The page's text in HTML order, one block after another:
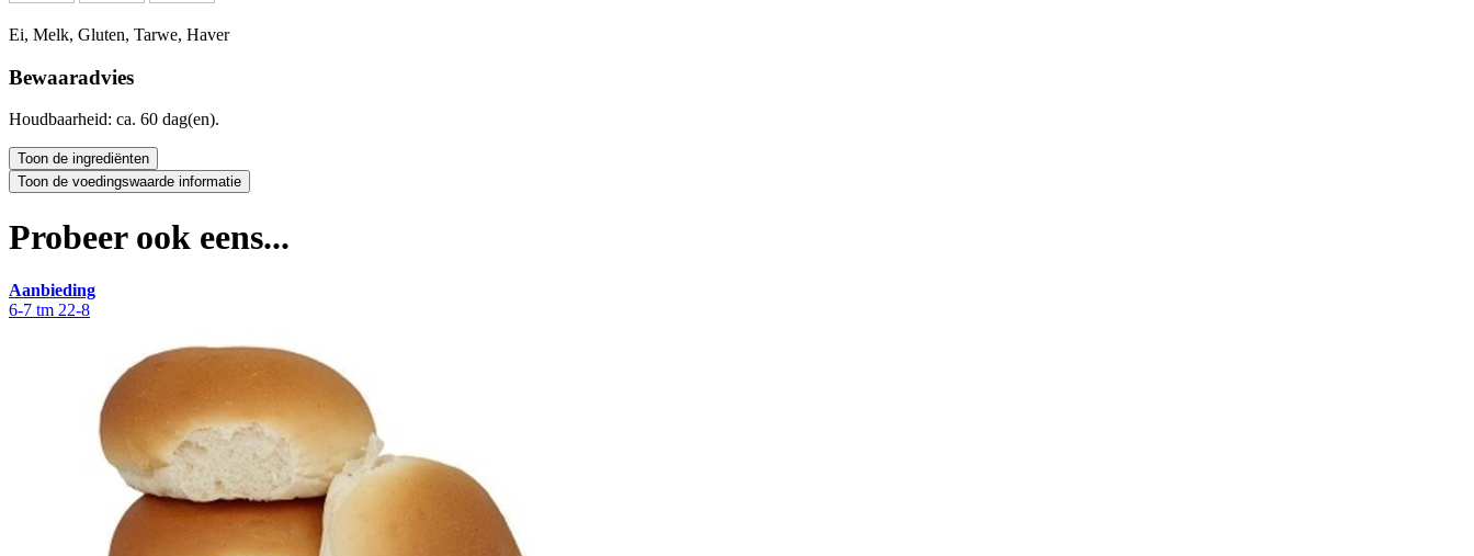
Ei, Melk, Gluten, Tarwe, Haver
Bewaaradvies
Houdbaarheid: ca. 60 dag(en).
Probeer ook eens...
Aanbieding
6-7 tm 22-8